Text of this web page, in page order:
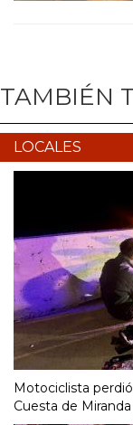
TAMBIÉN
LOCALES
Motociclista
Cuesta de